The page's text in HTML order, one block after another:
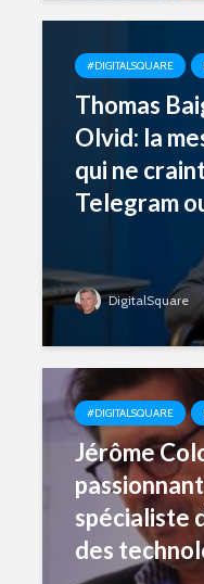
#DIGITALSQUARE
Thomas
Olvid: la
qui ne
Telegram
DigitalSquare
#DIGITALSQUARE
Jérôme
spécialiste
des